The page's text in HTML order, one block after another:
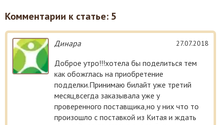
Комментарии к статье: 5
Динара 27.07.2018
Доброе утро!!!хотела бы поделиться тем
как обожглась на приобретение
подделки.Принимаю билайт уже третий
месяц,всегда заказывала уже у
проверенного поставщика,но у них что то
произошло с поставкой из Китая и ждать